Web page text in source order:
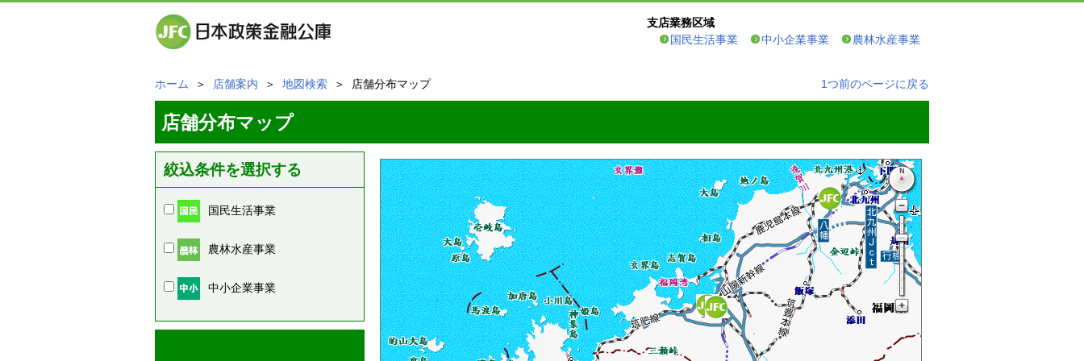
支店業務区域
国民生活事業
中小企業事業 農林水産事業
ホーム ＞ 店舗案内 ＞ 地図検索 ＞ 店舗分布マップ 1つ前のページに戻る
店舗分布マップ
絞込条件を選択する
国民生活事業
農林水産事業
中小企業事業